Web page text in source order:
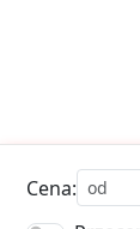
Cena: